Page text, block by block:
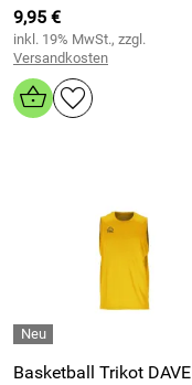
9,95 €
inkl. 19% MwSt., zzgl.
Versandkosten
Basketball Trikot DAVE v.